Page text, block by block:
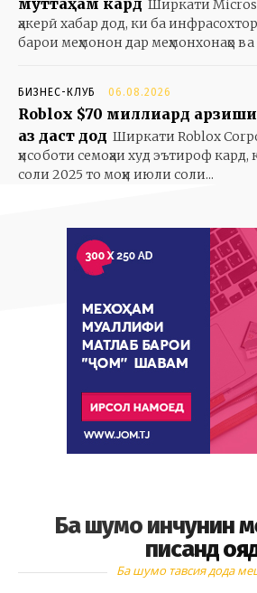
муттаҳам кард Ширкати
ҳакерӣ хабар дод, ки ба
барои меҳмонон дар меҳмонхонаҳо ва
БИЗНЕС-КЛУБ 06.08.2026
Roblox $70 миллиард
аз даст дод Ширкати Roblox
ҳисоботи семоҳаи худ эътироф кард,
соли 2025 то моҳи июли соли...
Ба шумо инчунин
писанд
Ба шумо тавсия дода